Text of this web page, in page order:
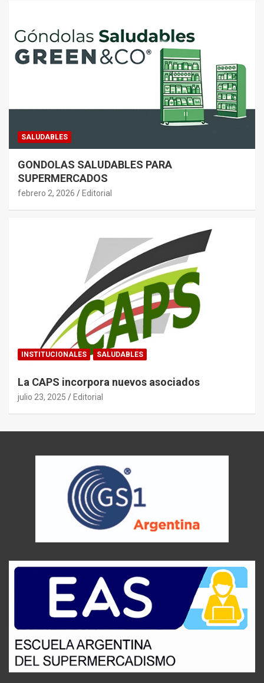
SALUDABLES
GONDOLAS SALUDABLES PARA
SUPERMERCADOS
febrero 2, 2026 Editorial
INSTITUCIONALES SALUDABLES
La CAPS incorpora nuevos asociados
julio 23, 2025 Editorial